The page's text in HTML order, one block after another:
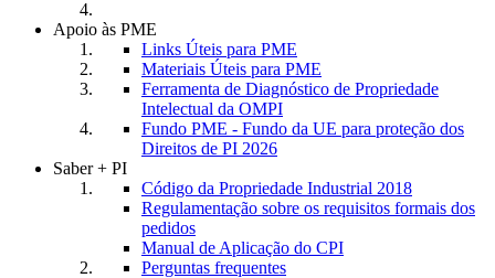
Apoio às PME
Links Úteis para PME
Materiais Úteis para PME
Ferramenta de Diagnóstico de Propriedade
Intelectual da OMPI
Fundo PME - Fundo da UE para proteção dos
Direitos de PI 2026
Saber + PI
Código da Propriedade Industrial 2018
Regulamentação sobre os requisitos formais dos
pedidos
Manual de Aplicação do CPI
Perguntas frequentes